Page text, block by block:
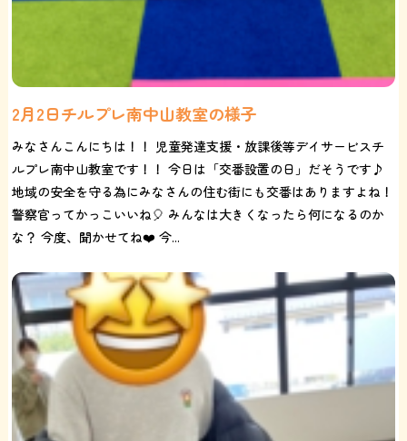
2月2日チルプレ南中山教室の様子
みなさんこんにちは！！ 児童発達支援・放課後等デイサービスチ
ルプレ南中山教室です！！ 今日は「交番設置の日」だそうです♪
地域の安全を守る為にみなさんの住む街にも交番はありますよね！
警察官ってかっこいいね🎈 みんなは大きくなったら何になるのか
な？ 今度、聞かせてね❤️ 今...